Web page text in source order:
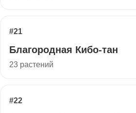
#21
Благородная Кибо-тан
23 растений
#22